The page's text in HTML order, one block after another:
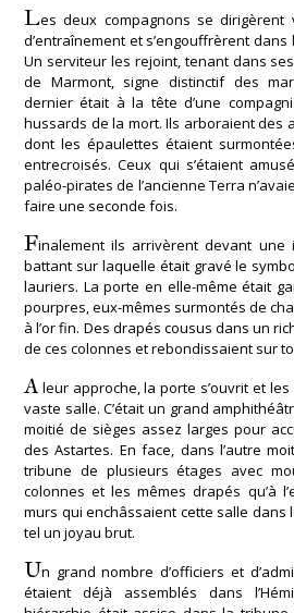
Les deux compagnons se
d’entraînement et s’engouffrèrent
Un serviteur les rejoint, tenant dans
de Marmont, signe distinctif des
dernier était à la tête d’une
hussards de la mort. Ils arboraient des
dont les épaulettes étaient
entrecroisés. Ceux qui s’étaient
paléo-pirates de l’ancienne Terra
faire une seconde fois.
Finalement ils arrivèrent devant une
battant sur laquelle était gravé le
lauriers. La porte en elle-même était
pourpres, eux-mêmes surmontés de
à l’or fin. Des drapés cousus dans un
de ces colonnes et rebondissaient sur
Aleur approche, la porte s’ouvrit et
vaste salle. C’était un grand
moitié de sièges assez larges pour
des Astartes. En face, dans l’autre
tribune de plusieurs étages avec
colonnes et les mêmes drapés qu’à
murs qui enchâssaient cette salle dans
tel un joyau brut.
Un grand nombre d’officiers et
étaient déjà assemblés dans